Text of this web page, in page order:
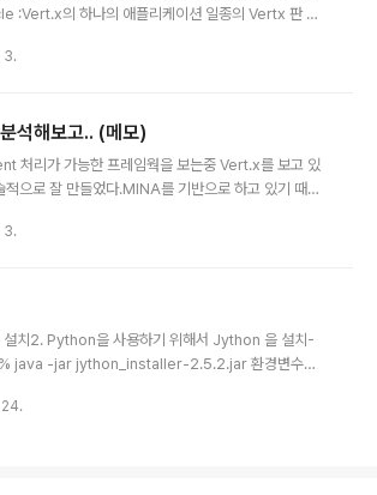
의 하나의 애플리케이션 일종의 Vertx 판 S
threading 문제가 발생하지 않음. ELP (Event Loo
. Worker Verticle – ( Q에서 subscribe 받아서 뒤
3.
석해보고.. (메모)
처리가 가능한 프레임웍을 보는중 Vert.x를 보고 있
적으로 잘 만들었다.MINA를 기반으로 하고 있기 때문
형식으로 매우 직관적이며 코딩양이 매우 적음instan
와 유사한 성능을 냄. - 이런 구조는 Tuxedo의
이 구조 때문에, multi core machine에서는 node.
3.
치2. Python을 사용하기 위해서 Jython 을 설치-
java -jar jython_installer-2.5.2.jar 환경변수에
Proxy로 인하여, Vertx 모듈이 설치가 되지